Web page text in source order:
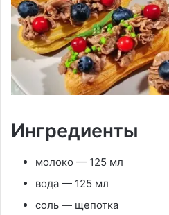
Ингредиенты
молоко — 125 мл
вода — 125 мл
соль — щепотка